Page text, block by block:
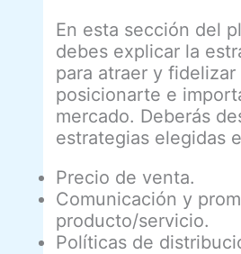
En esta sección del
debes explicar la
para atraer y
posicionarte e
mercado. Deberás
estrategias elegidas
Precio de venta.
Comunicación y
producto/servicio.
Políticas de